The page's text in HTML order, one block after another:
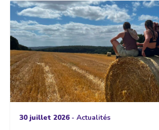
30 juillet 2026- Actualités